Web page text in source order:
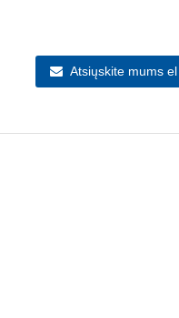
Atsiųskite mums el